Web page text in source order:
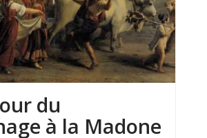
du
à la Madone